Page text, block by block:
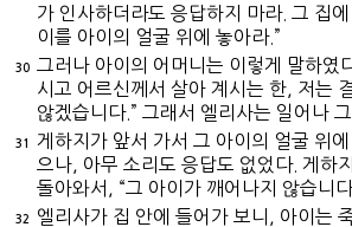
가 인사하더라도 응답하지 마라. 그 집
이를 아이의 얼굴 위에 놓아라.”
30
그러나 아이의 어머니는 이렇게 말하였
시고 어르신께서 살아 계시는 한, 저는
않겠습니다.” 그래서 엘리사는 일어나
31
게하지가 앞서 가서 그 아이의 얼굴 위
으나, 아무 소리도 응답도 없었다. 게하
돌아와서, “그 아이가 깨어나지 않습니
32
엘리사가 집 안에 들어가 보니, 아이는